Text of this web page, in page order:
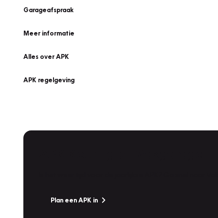
Garageafspraak
Meer informatie
Alles over APK
APK regelgeving
Plan een APK in